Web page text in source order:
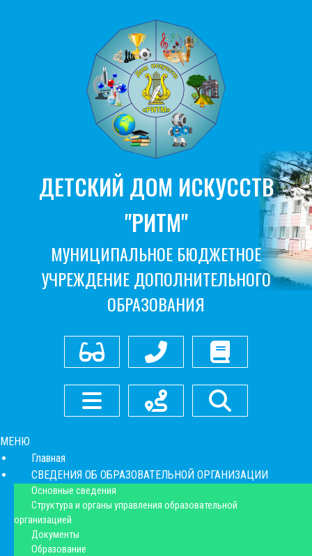
ДЕТСКИЙ ДОМ ИСКУССТВ
"РИТМ"
МУНИЦИПАЛЬНОЕ БЮДЖЕТНОЕ
УЧРЕЖДЕНИЕ ДОПОЛНИТЕЛЬНОГО
ОБРАЗОВАНИЯ
Для слабовидящихКонтакты Оставить отзыв
Боковое менюКак нас найти
МЕНЮ
Главная
СВЕДЕНИЯ ОБ ОБРАЗОВАТЕЛЬНОЙ ОРГАНИЗАЦИИ
Основные сведения
Структура и органы управления образовательной
организацией
Документы
Образование